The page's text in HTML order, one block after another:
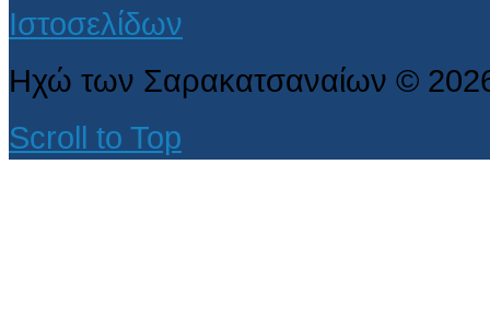
Ηχώ των Σαρακατσαναίων ©
Scroll to Top